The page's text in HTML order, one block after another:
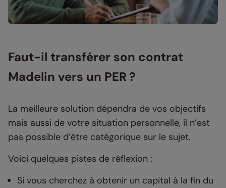
Faut-il transférer son contrat
Madelin vers un PER ?
La meilleure solution dépendra de vos objectifs
mais aussi de votre situation personnelle, il n’est
pas possible d’être catégorique sur le sujet.
Voici quelques pistes de réflexion :
Si vous cherchez à obtenir un capital à la fin du